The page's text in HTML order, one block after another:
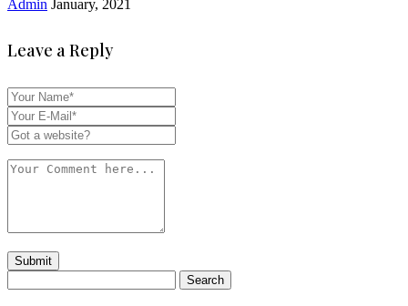
Admin January, 2021
Leave a Reply
for: